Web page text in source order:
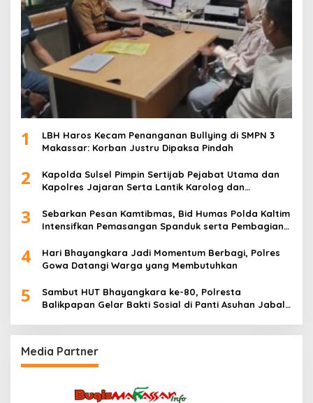
1
LBH Haros Kecam Penanganan Bullying di SMPN 3
Makassar: Korban Justru Dipaksa Pindah
2
Kapolda Sulsel Pimpin Sertijab Pejabat Utama dan
Kapolres Jajaran Serta Lantik Karolog dan
3
Sebarkan Pesan Kamtibmas, Bid Humas Polda Kaltim
Intensifkan Pemasangan Spanduk serta Pembagian
4
Hari Bhayangkara Jadi Momentum Berbagi, Polres
Gowa Datangi Warga yang Membutuhkan
5
Sambut HUT Bhayangkara ke-80, Polresta
Balikpapan Gelar Bakti Sosial di Panti Asuhan Jabal
Media Partner